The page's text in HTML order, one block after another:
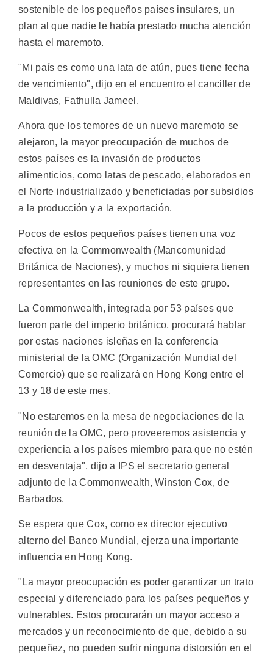
sostenible de los pequeños países insulares, un
plan al que nadie le había prestado mucha atención
hasta el maremoto.
"Mi país es como una lata de atún, pues tiene fecha
de vencimiento", dijo en el encuentro el canciller de
Maldivas, Fathulla Jameel.
Ahora que los temores de un nuevo maremoto se
alejaron, la mayor preocupación de muchos de
estos países es la invasión de productos
alimenticios, como latas de pescado, elaborados en
el Norte industrializado y beneficiadas por subsidios
a la producción y a la exportación.
Pocos de estos pequeños países tienen una voz
efectiva en la Commonwealth (Mancomunidad
Británica de Naciones), y muchos ni siquiera tienen
representantes en las reuniones de este grupo.
La Commonwealth, integrada por 53 países que
fueron parte del imperio británico, procurará hablar
por estas naciones isleñas en la conferencia
ministerial de la OMC (Organización Mundial del
Comercio) que se realizará en Hong Kong entre el
13 y 18 de este mes.
"No estaremos en la mesa de negociaciones de la
reunión de la OMC, pero proveeremos asistencia y
experiencia a los países miembro para que no estén
en desventaja", dijo a IPS el secretario general
adjunto de la Commonwealth, Winston Cox, de
Barbados.
Se espera que Cox, como ex director ejecutivo
alterno del Banco Mundial, ejerza una importante
influencia en Hong Kong.
"La mayor preocupación es poder garantizar un trato
especial y diferenciado para los países pequeños y
vulnerables. Estos procurarán un mayor acceso a
mercados y un reconocimiento de que, debido a su
pequeñez, no pueden sufrir ninguna distorsión en el